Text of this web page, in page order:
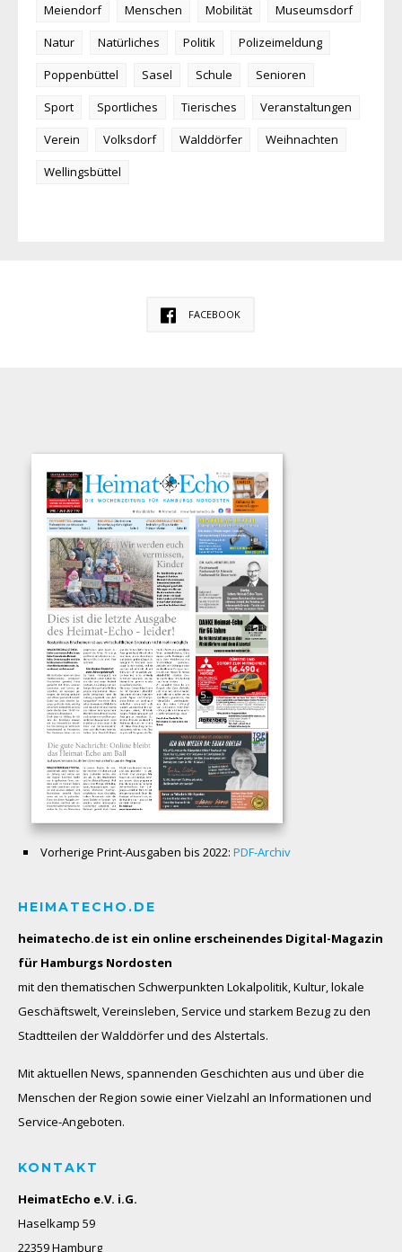
Meiendorf
Menschen Mobilität
Museumsdorf
Natur
Natürliches Politik
Polizeimeldung
Poppenbüttel
Sasel Schule
Senioren
Sport
Sportliches Tierisches
Veranstaltungen
Verein
Volksdorf Walddörfer
Weihnachten
Wellingsbüttel
FACEBOOK
Vorherige Print-Ausgaben bis 2022: PDF-Archiv
HEIMATECHO.DE
heimatecho.de ist ein online erscheinendes Digital-Magazin
für Hamburgs Nordosten
mit den thematischen Schwerpunkten Lokalpolitik, Kultur, lokale
Geschäftswelt, Vereinsleben, Service und starkem Bezug zu den
Stadtteilen der Walddörfer und des Alstertals.
Mit aktuellen News, spannenden Geschichten aus und über die
Menschen der Region sowie einer Vielzahl an Informationen und
Service-Angeboten.
KONTAKT
HeimatEcho e.V. i.G.
Haselkamp 59
22359 Hamburg